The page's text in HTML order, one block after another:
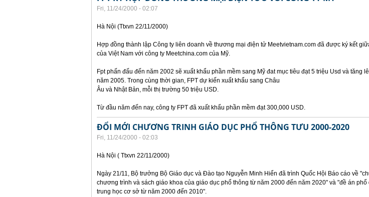
Fri, 11/24/2000 - 02:07
Hà Nội (Ttxvn 22/11/2000)
Hợp đồng thành lập Công ty liên doanh về thương mại điện tử Meetvietnam.com đã được ký kết
của Việt Nam với công ty Meetchina.com của Mỹ.
Fpt phấn đấu đến năm 2002 sẽ xuất khẩu phần mềm sang Mỹ đat mục tiêu đạt 5 triệu Usd và tăng
năm 2005. Trong cùng thời gian, FPT dự kiến xuất khẩu sang Châu
Âu và Nhật Bản, mỗi thị trường 50 triệu USD.
Từ đầu năm đến nay, công ty FPT đã xuất khẩu phần mềm đạt 300,000 USD.
ĐỔI MỚI CHƯƠNG TRINH GIÁO DỤC PHỔ THÔNG TƯU 2000-2020
Fri, 11/24/2000 - 02:03
Hà Nội ( Ttxvn 22/11/2000)
Ngày 21/11, Bộ trưởng Bộ Giáo dục và Đào tạo Nguyễn Minh Hiển đã trình Quốc Hội Báo cáo về
chương trình và sách giáo khoa của giáo dục phổ thông từ năm 2000 đến năm 2020" và "đề án phổ
trung học cơ sở từ năm 2000 đến 2010".